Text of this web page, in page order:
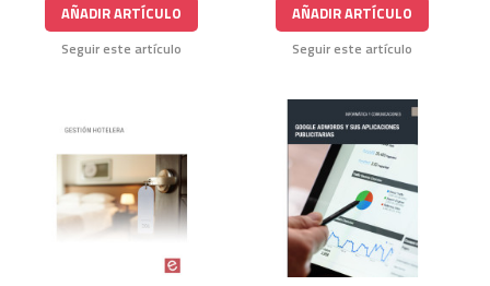
AÑADIR ARTÍCULO
Seguir este artículo
AÑADIR ARTÍCULO
Seguir este artículo